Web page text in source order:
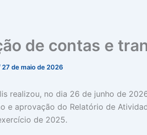
de contas e
27 de maio de 2026
realizou, no dia 26 de junho de
e aprovação do Relatório de
de 2025.